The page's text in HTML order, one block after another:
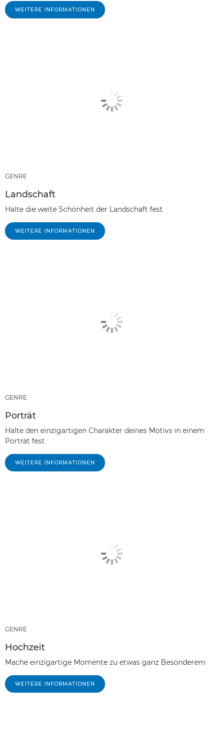
WEITERE INFORMATIONEN
GENRE
Landschaft
Halte die weite Schönheit der Landschaft fest
WEITERE INFORMATIONEN
GENRE
Porträt
Halte den einzigartigen Charakter deines Motivs in einem
Porträt fest
WEITERE INFORMATIONEN
GENRE
Hochzeit
Mache einzigartige Momente zu etwas ganz Besonderem
WEITERE INFORMATIONEN